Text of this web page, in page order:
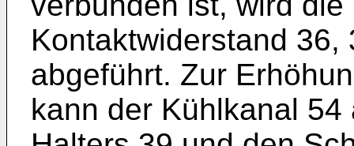
Kontaktwiderstand
abgeführt. Zur
kann der Kühlkanal